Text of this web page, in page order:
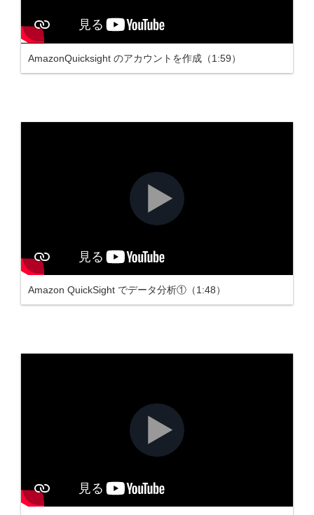
AmazonQuicksight のアカウントを作成（1:59）
Amazon QuickSight でデータ分析①（1:48）